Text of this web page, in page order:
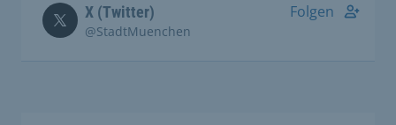
X (Twitter)
@StadtMuenchen
Folgen